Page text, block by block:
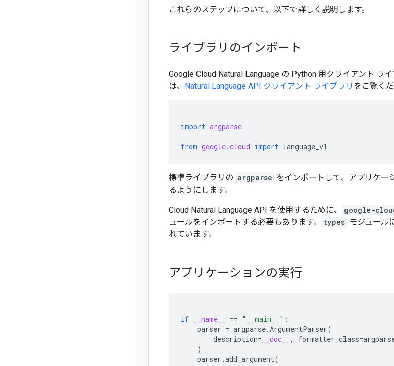
これらのステップについて、以下で詳しく説明します。
ライブラリのインポート
Google Cloud Natural Language の Python 用クライアント ラ
は、 Natural Language API クライアント ライブラリ をご覧くだ
import argparse
from google.cloud import language_v1
標準ライブラリの argparse をインポートして、アプリケー
るようにします。
Cloud Natural Language API を使用するために、 google-
ュールをインポートする必要もあります。
types モジュール
れています。
アプリケーションの実行
if __name__ == "__main__" :
parser = argparse.ArgumentParser(
description= __doc__ , formatter_class=
)
parser .add_argument(